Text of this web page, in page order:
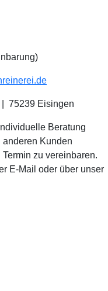
75239 Eisingen
Beratung
anderen Kunden
zu vereinbaren.
E-Mail oder über unser